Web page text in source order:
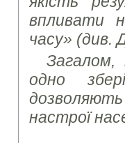
впливати
часу» (див.
одно
настрої